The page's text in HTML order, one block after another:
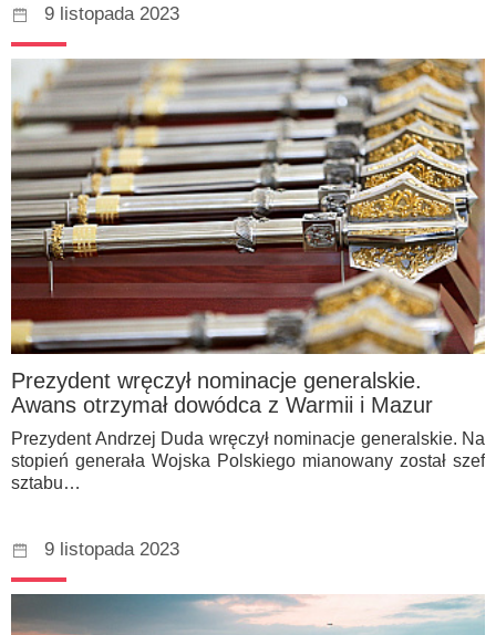
9 listopada 2023
Prezydent wręczył nominacje generalskie.
Awans otrzymał dowódca z Warmii i Mazur
Prezydent Andrzej Duda wręczył nominacje generalskie. Na
stopień generała Wojska Polskiego mianowany został szef
sztabu…
9 listopada 2023